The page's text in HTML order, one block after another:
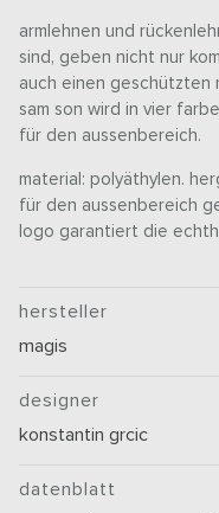
armlehnen und
sind, geben nicht nur
auch einen geschützten
sam son wird in vier
für den aussenbereich.
material: polyäthylen.
für den aussenbereich
logo garantiert die
hersteller
magis
designer
konstantin grcic
datenblatt